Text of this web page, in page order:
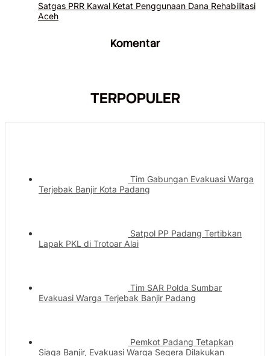
Satgas PRR Kawal Ketat Penggunaan Dana Rehabilitasi
Aceh
Komentar
TERPOPULER
Tim Gabungan Evakuasi Warga
Terjebak Banjir Kota Padang
Satpol PP Padang Tertibkan
Lapak PKL di Trotoar Alai
Tim SAR Polda Sumbar
Evakuasi Warga Terjebak Banjir Padang
Pemkot Padang Tetapkan
Siaga Banjir, Evakuasi Warga Segera Dilakukan